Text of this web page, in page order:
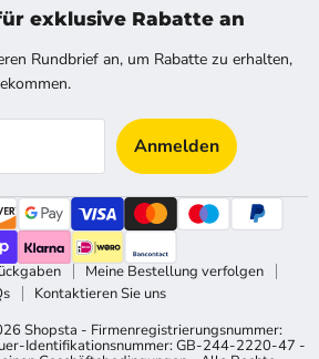
Xexklusive Rabatte an
Rundbrief an, um Rabatte zu erhalten,
Anmelden
Meine Bestellung verfolgen
Kontaktieren Sie uns
Shopsta - Firmenregistrierungsnummer:
Identifikationsnummer: GB-244-2220-47 -